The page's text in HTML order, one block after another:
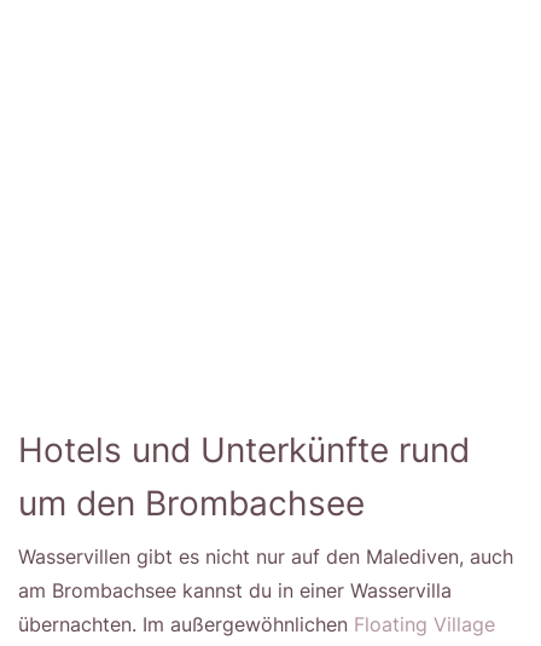
Hotels und Unterkünfte rund
um den Brombachsee
Wasservillen gibt es nicht nur auf den Malediven, auch
am Brombachsee kannst du in einer Wasservilla
übernachten. Im außergewöhnlichen Floating Village